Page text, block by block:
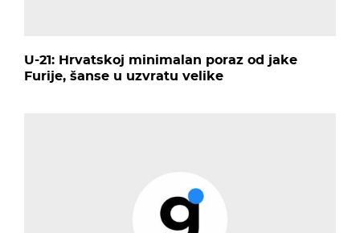
U-21: Hrvatskoj minimalan poraz od jake
Furije, šanse u uzvratu velike